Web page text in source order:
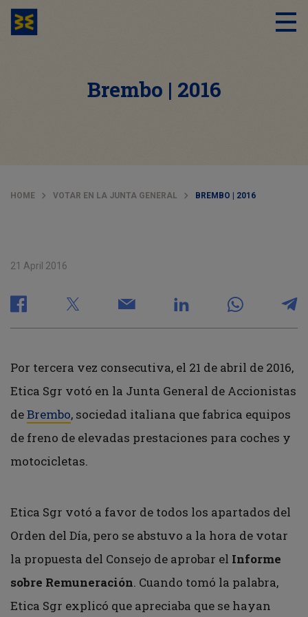
Brembo | 2016
HOME VOTAR EN LA JUNTA GENERAL BREMBO | 2016
21 April 2016
Por tercera vez consecutiva, el 21 de abril de 2016,
Etica Sgr votó en la Junta General de Accionistas
deBrembo, sociedad italiana que fabrica equipos
de freno de elevadas prestaciones para coches y
motocicletas.
Etica Sgr votó a favor de todos los apartados del
Orden del Día, pero se abstuvo a la hora de votar
la propuesta del Consejo de aprobar el Informe
sobre Remuneración. Cuando tomó la palabra,
Etica Sgr explicó que apreciaba que se hayan